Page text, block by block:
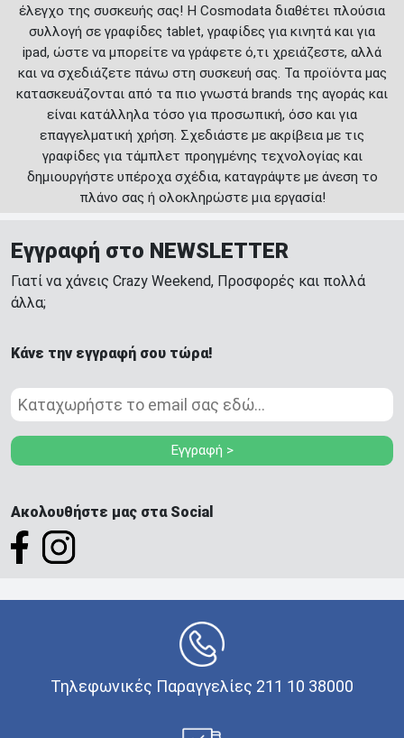
έλεγχο της συσκευής σας! Η Cosmodata διαθέτει πλούσια
συλλογή σε γραφίδες tablet, γραφίδες για κινητά και για
ipad, ώστε να μπορείτε να γράφετε ό,τι χρειάζεστε, αλλά
και να σχεδιάζετε πάνω στη συσκευή σας. Τα προϊόντα μας
κατασκευάζονται από τα πιο γνωστά brands της αγοράς και
είναι κατάλληλα τόσο για προσωπική, όσο και για
επαγγελματική χρήση. Σχεδιάστε με ακρίβεια με τις
γραφίδες για τάμπλετ προηγμένης τεχνολογίας και
δημιουργήστε υπέροχα σχέδια, καταγράψτε με άνεση το
πλάνο σας ή ολοκληρώστε μια εργασία!
Εγγραφή στο NEWSLETTER
Γιατί να χάνεις Crazy Weekend, Προσφορές και πολλά
άλλα;
Κάνε την εγγραφή σου τώρα!
Εγγραφή >
Ακολουθήστε μας στα Social
Τηλεφωνικές Παραγγελίες 211 10 38000